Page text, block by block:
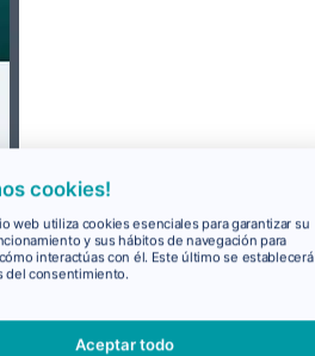
cookies!
web utiliza cookies esenciales para garantizar su
y sus hábitos de navegación para
interactúas con él. Este último se establecerá
del consentimiento.
Aceptar todo